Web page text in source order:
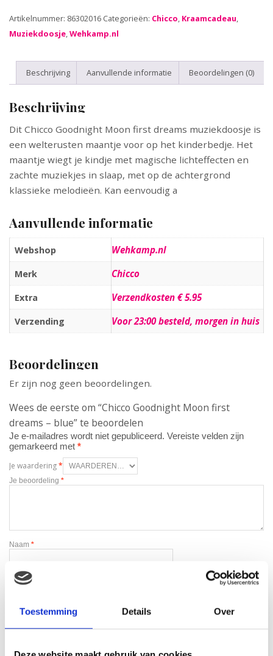
Toestemming Details Over
Artikelnummer: 86302016 Categorieën: Chicco, Kraamcadeau,
Muziekdoosje,Wehkamp.nl
Beschrijving Aanvullende informatie Beoordelingen (0)
Beschrijving
Dit Chicco Goodnight Moon first dreams muziekdoosje is
een welterusten maantje voor op het kinderbedje. Het
maantje wiegt je kindje met magische lichteffecten en
zachte muziekjes in slaap, met op de achtergrond
klassieke melodieën. Kan eenvoudig a
Aanvullende informatie
Webshop Wehkamp.nl
Merk Chicco
Extra Verzendkosten € 5.95
Verzending Voor 23:00 besteld, morgen in huis
Beoordelingen
Er zijn nog geen beoordelingen.
Wees de eerste om “Chicco Goodnight Moon first
dreams – blue” te beoordelen
Je e-mailadres wordt niet gepubliceerd. Vereiste velden zijn
gemarkeerd met *
Je waardering*
Je beoordeling *
Naam *
E-mail